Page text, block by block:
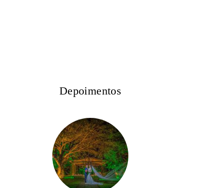
Depoimentos